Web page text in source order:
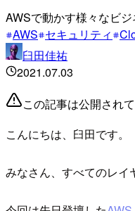
AWSで動かす様々なビ
AWS セキュリティ
臼田佳祐
2021.07.03
この記事は公開され
こんにちは、臼田です。
みなさん、すべてのレイ